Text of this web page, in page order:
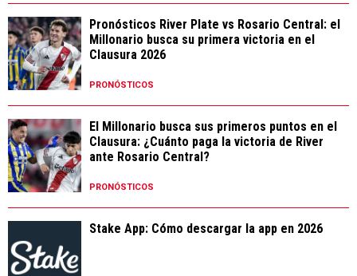
Pronósticos River Plate vs Rosario Central: el
Millonario busca su primera victoria en el
Clausura 2026
PRONÓSTICOS
El Millonario busca sus primeros puntos en el
Clausura: ¿Cuánto paga la victoria de River
ante Rosario Central?
PRONÓSTICOS
Stake App: Cómo descargar la app en 2026